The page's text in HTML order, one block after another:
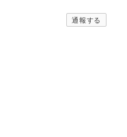
通報する